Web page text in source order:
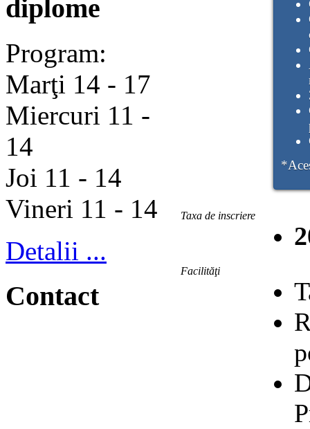
Taxa de inscriere
Facilităţi
diplome
Program:
Marţi 14 - 17
Miercuri 11 -
14
Joi 11 - 14
Vineri 11 - 14
Detalii ...
Contact